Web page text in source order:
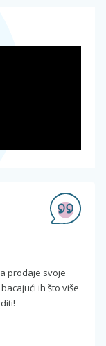
prodaje svoje
ih što više